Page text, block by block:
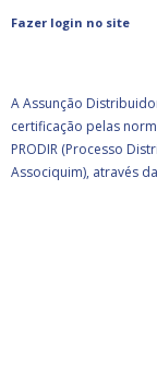
Fazer login no site
ASSUNÇÃO
CERTIFICADA
A Assunção
certificação pelas
PRODIR (Processo
Associquim), através